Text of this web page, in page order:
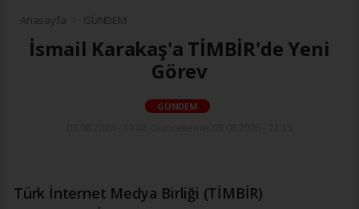
Anasayfa GÜNDEM
İsmail Karakaş'a TİMBİR'de Yeni
Görev
GÜNDEM
Türk İnternet Medya Birliği (TİMBİR)